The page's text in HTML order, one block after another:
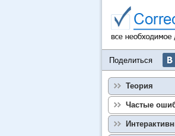
Поделиться
Теория
Частые